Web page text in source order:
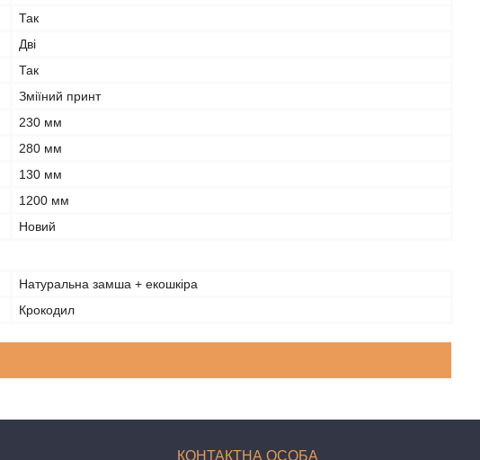
Так
Дві
Так
Зміїний принт
230 мм
280 мм
130 мм
1200 мм
Новий
Натуральна замша + екошкіра
Крокодил